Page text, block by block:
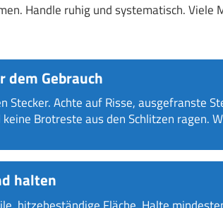
Handle ruhig und systematisch. Viele
dem Gebrauch
Stecker. Achte auf Risse, ausgefranste
Brotreste aus den Schlitzen ragen.
halten